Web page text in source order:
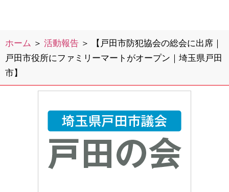
ホーム ＞ 活動報告 ＞
【戸田市防犯協会の総会に出席｜
戸田市役所にファミリーマートがオープン｜埼玉県戸田
市】